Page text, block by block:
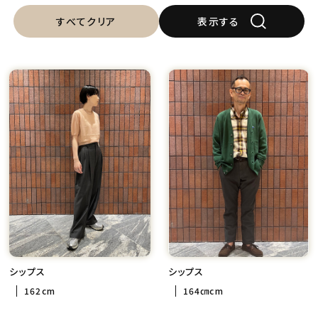
すべてクリア 表示する
シップス
162cm
シップス
164㎝cm